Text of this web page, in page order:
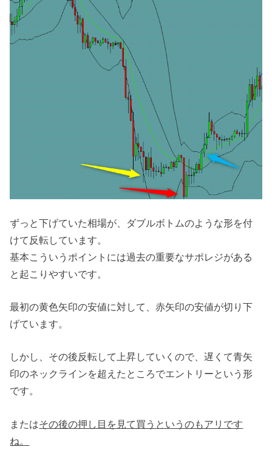
ずっと下げていた相場が、ダブルボトムのような形を付
けて反転しています。
基本こういうポイントには過去の重要なサポレジがある
と起こりやすいです。
最初の黄色矢印の安値に対して、赤矢印の安値が切り下
げています。
しかし、その後反転して上昇していくので、遅くて青矢
印のネックラインを超えたところでエントリーという形
です。
またはその後の押し目を見て買うというのもアリです
ね。